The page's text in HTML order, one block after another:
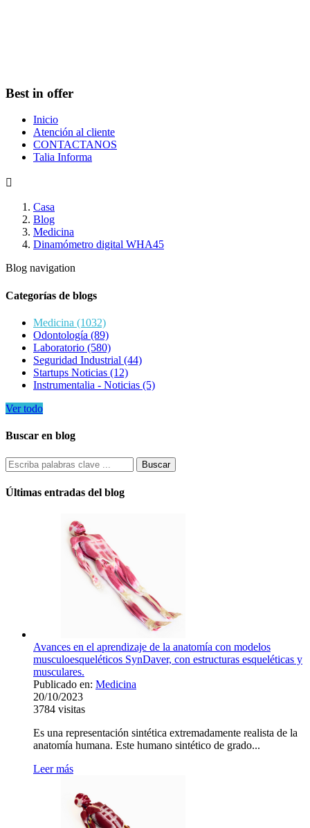
Best in offer
Inicio
Atención al cliente
CONTACTANOS
Talia Informa

Casa
Blog
Medicina
Dinamómetro digital WHA45
Blog navigation
Categorías de blogs
Medicina (1032)
Odontología (89)
Laboratorio (580)
Seguridad Industrial (44)
Startups Noticias (12)
Instrumentalia - Noticias (5)
Ver todo
Buscar en blog
Últimas entradas del blog
Avances en el aprendizaje de la anatomía con modelos
musculoesqueléticos SynDaver, con estructuras esqueléticas y
musculares.
Publicado en: Medicina
20/10/2023
3784 visitas
Es una representación sintética extremadamente realista de la
anatomía humana. Este humano sintético de grado...
Leer más